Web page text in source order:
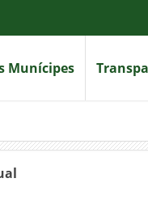
Munícipes